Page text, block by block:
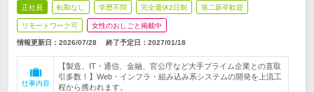
正社員 転勤なし 学歴不問 完全週休2日制 第二新卒歓迎
リモートワーク可 女性のおしごと掲載中
情報更新日：2026/07/28 終了予定日： 2027/01/18
仕事内容
【製造、IT・通信、金融、官公庁など大手プライム企業との直取
引多数！】Web・インフラ・組み込み系システムの開発を上流工
程から携われます。